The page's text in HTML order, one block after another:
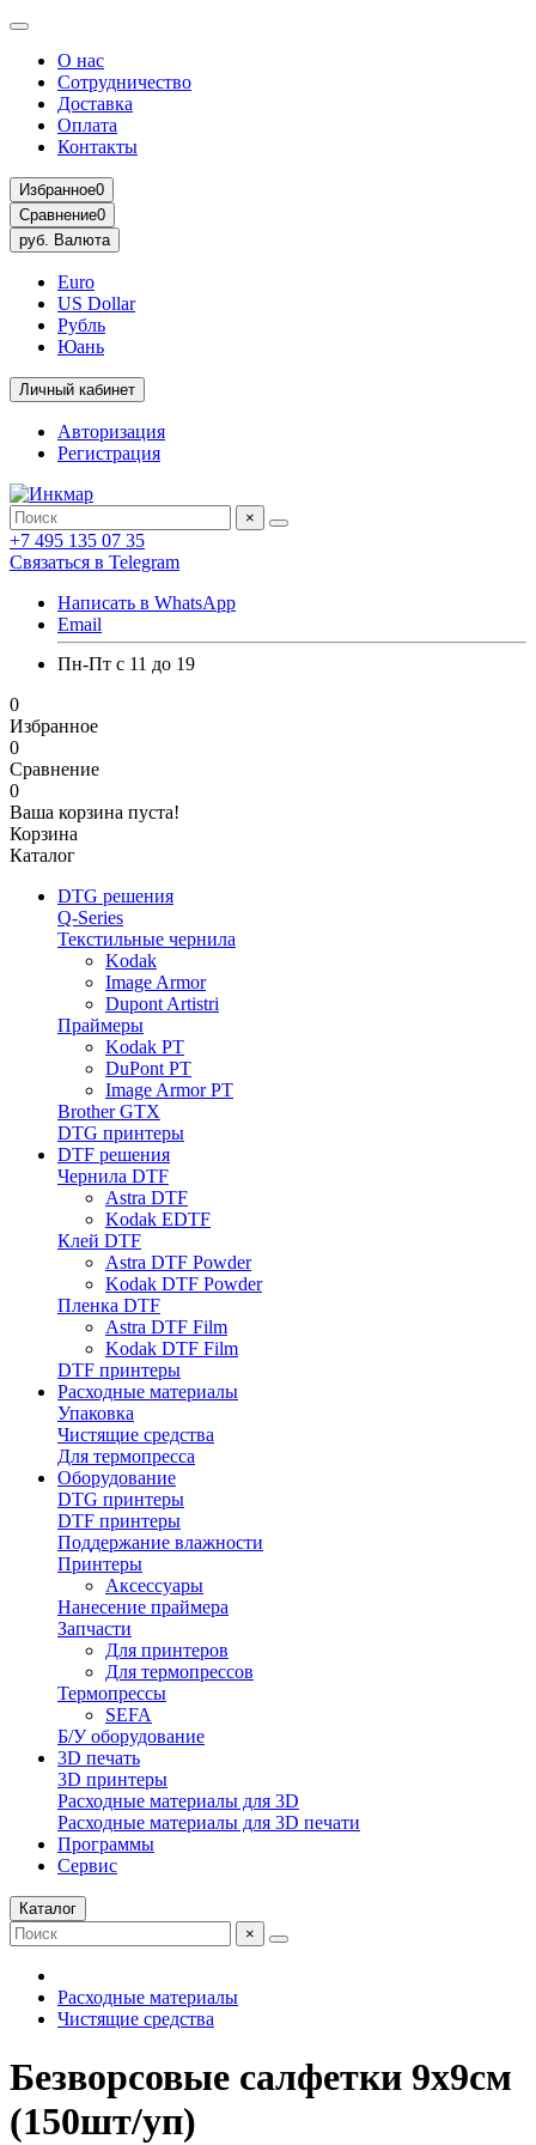
О нас
Сотрудничество
Доставка
Оплата
Контакты
Избранное0
Сравнение0
руб. Валюта
Euro
US Dollar
Рубль
Юань
Личный кабинет
Авторизация
Регистрация
×
+7 495 135 07 35
Связаться в Telegram
Написать в WhatsApp
Email
Пн-Пт с 11 до 19
0
Избранное
0
Сравнение
0
Ваша корзина пуста!
Корзина
Каталог
DTG решения
Q-Series
Текстильные чернила
Kodak
Image Armor
Dupont Artistri
Праймеры
Kodak PT
DuPont PT
Image Armor PT
Brother GTX
DTG принтеры
DTF решения
Чернила DTF
Astra DTF
Kodak EDTF
Клей DTF
Astra DTF Powder
Kodak DTF Powder
Пленка DTF
Astra DTF Film
Kodak DTF Film
DTF принтеры
Расходные материалы
Упаковка
Чистящие средства
Для термопресса
Оборудование
DTG принтеры
DTF принтеры
Поддержание влажности
Принтеры
Аксессуары
Нанесение праймера
Запчасти
Для принтеров
Для термопрессов
Термопрессы
SEFA
Б/У оборудование
3D печать
3D принтеры
Расходные материалы для 3D
Расходные материалы для 3D печати
Программы
Сервис
Каталог
×
Расходные материалы
Чистящие средства
Безворсовые салфетки 9х9см
(150шт/уп)